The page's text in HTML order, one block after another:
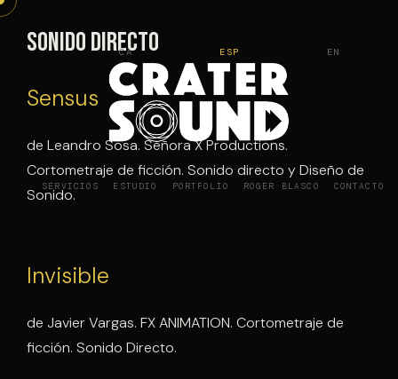
Saltar
SERVICIOS ESTUDIO PORTFOLIO ROGER BLASCO CONTACTO
CA ESP EN
Sonido directo
Sensus
de Leandro Sosa. Señora X Productions.
Cortometraje de ficción. Sonido directo y Diseño de
Sonido.
Invisible
de Javier Vargas. FX ANIMATION. Cortometraje de
ficción. Sonido Directo.